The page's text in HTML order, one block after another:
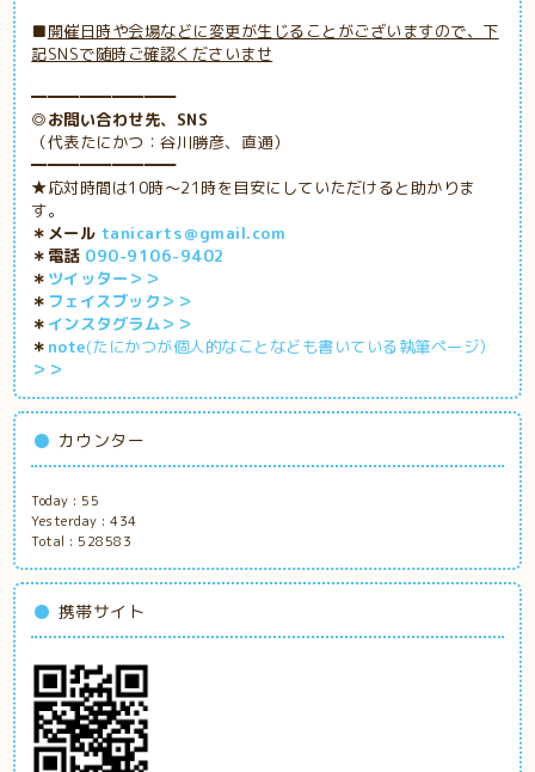
■開催日時や会場などに変更が生じることがございますので、下
記SNSで随時ご確認くださいませ
━━━━━━━━━
◎お問い合わせ先、SNS
（代表たにかつ：谷川勝彦、直通）
━━━━━━━━━
★応対時間は10時～21時を目安にしていただけると助かりま
す。
＊メール tanicarts＠gmail.com
＊電話 090-9106-9402
＊ ツイッター＞＞
＊ フェイスブック＞＞
＊ インスタグラム＞＞
＊ note(たにかつが個人的なことなども書いている執筆ページ）
＞＞
カウンター
Today : 55
Yesterday :434
Total : 528583
携帯サイト